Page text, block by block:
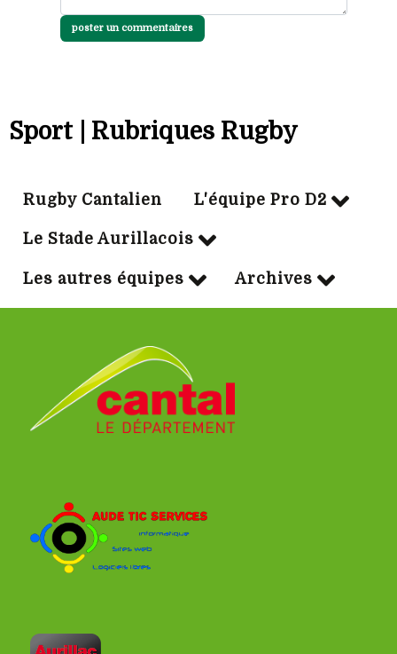
poster un commentaires
Sport | Rubriques Rugby
Rugby Cantalien L'équipe Pro D2
Le Stade Aurillacois
Les autres équipes Archives